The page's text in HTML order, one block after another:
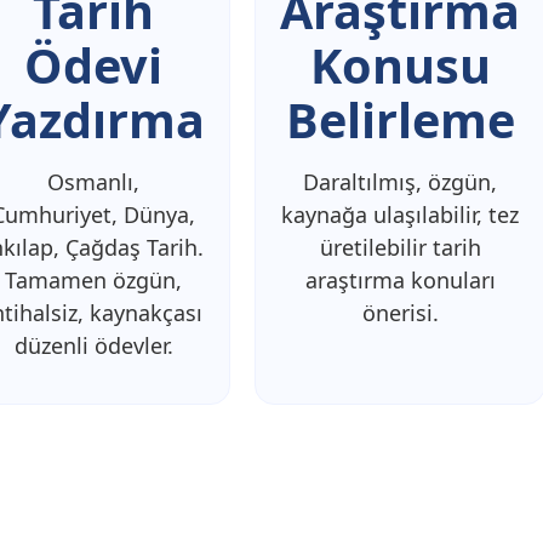
Ödevi
Osmanlı,
Dünya,
Çağdaş Tarih.
Tamamen özgün,
kaynakçası
düzenli ödevler.
Konusu
Belirleme
Daraltılmış, özgün,
kaynağa ulaşılabilir, tez
üretilebilir tarih
araştırma konuları
önerisi.